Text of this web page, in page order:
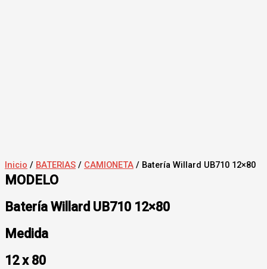
Inicio / BATERIAS / CAMIONETA / Batería Willard UB710 12×80
MODELO
Batería Willard UB710 12×80
Medida
12 x 80